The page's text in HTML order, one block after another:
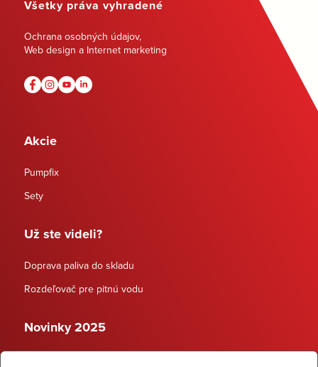
Všetky práva vyhradené
Ochrana osobných údajov,
Web design a Internet marketing
Akcie
Pumpfix
Sety
Už ste videli?
Doprava paliva do skladu
Rozdeľovač pre pitnú vodu
Novinky 2025